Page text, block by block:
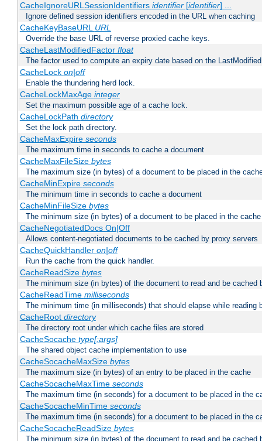
CacheIgnoreURLSessionIdentifiers identifier[identifier] ...
Ignore defined session identifiers encoded in the URL when caching
CacheKeyBaseURL URL
Override the base URL of reverse proxied cache keys.
CacheLastModifiedFactor float
The factor used to compute an expiry date based on the
CacheLock on|off
Enable the thundering herd lock.
CacheLockMaxAge integer
Set the maximum possible age of a cache lock.
CacheLockPath directory
Set the lock path directory.
CacheMaxExpire seconds
The maximum time in seconds to cache a document
CacheMaxFileSize bytes
The maximum size (in bytes) of a document to be placed in the
CacheMinExpire seconds
The minimum time in seconds to cache a document
CacheMinFileSize bytes
The minimum size (in bytes) of a document to be placed in the cache
CacheNegotiatedDocs On|Off
Allows content-negotiated documents to be cached by proxy servers
CacheQuickHandler on|off
Run the cache from the quick handler.
CacheReadSize bytes
The minimum size (in bytes) of the document to read and be cached
CacheReadTime milliseconds
The minimum time (in milliseconds) that should elapse while reading
CacheRoot directory
The directory root under which cache files are stored
CacheSocache type[:args]
The shared object cache implementation to use
CacheSocacheMaxSize bytes
The maximum size (in bytes) of an entry to be placed in the cache
CacheSocacheMaxTime seconds
The maximum time (in seconds) for a document to be placed in the
CacheSocacheMinTime seconds
The maximum time (in seconds) for a document to be placed in the
CacheSocacheReadSize bytes
The minimum size (in bytes) of the document to read and be cached